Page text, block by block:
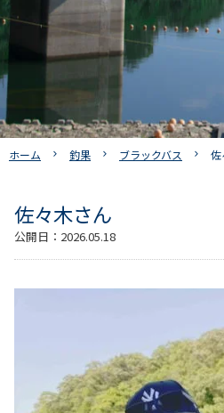
ホーム 釣果 ブラックバス 佐
佐々木さん
公開日： 2026.05.18